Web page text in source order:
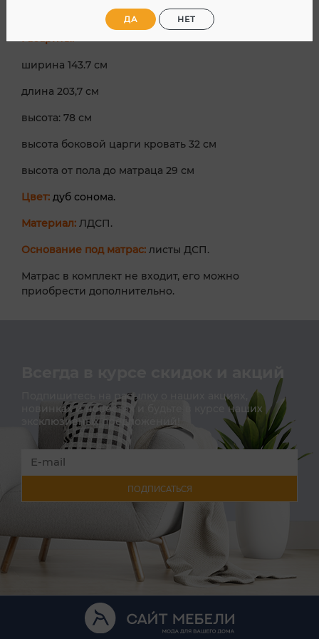
спального места 140х200 см.
Габариты:
ширина 143.7 см
длина 203,7 см
высота: 78 см
высота боковой царги кровать 32 см
высота от пола до матраца 29 см
Цвет: дуб сонома.
Материал: ЛДСП.
Основание под матрас: листы ДСП.
Матрас в комплект не входит, его можно
приобрести дополнительно.
Всегда в курсе скидок и акций
Подпишитесь на расылку о наших акциях,
новинках и новостях и будьте в курсе наших
эксклюзивных предложений!
ПОДПИСАТЬСЯ
ДА НЕТ